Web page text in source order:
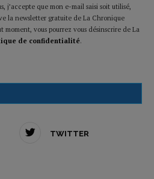
j’accepte que mon e-mail saisi soit utilisé,
la newsletter gratuite de La Chronique
vous pourrez vous désinscrire de La
de confidentialité.
TWITTER